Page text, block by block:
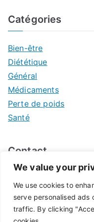
We value your
We use cookies to
serve personalised ads
traffic. By clicking
Catégories
Bien-être
Diététique
Général
Médicaments
Perte de poids
Santé
Contact